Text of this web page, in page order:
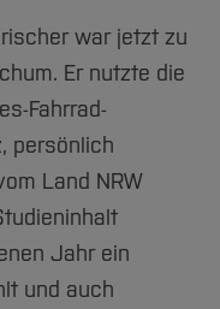
war jetzt zu
Er nutzte die
Fahrrad-
persönlich
Land NRW
Jahr ein
und auch